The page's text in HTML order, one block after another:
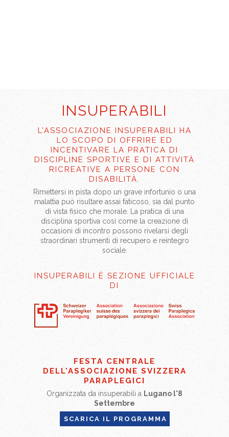
INSUPERABILI
L’ASSOCIAZIONE INSUPERABILI HA
LO SCOPO DI OFFRIRE ED
INCENTIVARE LA PRATICA DI
DISCIPLINE SPORTIVE E DI ATTIVITÀ
RICREATIVE A PERSONE CON
DISABILITÀ.
Rimettersi in pista dopo un grave infortunio o una
malattia può risultare assai faticoso, sia dal punto
di vista fisico che morale. La pratica di una
disciplina sportiva così come la creazione di
occasioni di incontro possono rivelarsi degli
straordinari strumenti di recupero e reintegro
sociale.
INSUPERABILI È SEZIONE UFFICIALE
DI
FESTA CENTRALE
DELL'ASSOCIAZIONE SVIZZERA
PARAPLEGICI
Organizzata da insuperabili a Lugano l'8
Settembre
SCARICA IL PROGRAMMA